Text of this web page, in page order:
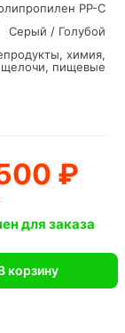
PP-C
Серый / Голубой
химия,
пищевые
₽
для заказа
корзину